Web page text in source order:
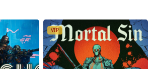
VIP